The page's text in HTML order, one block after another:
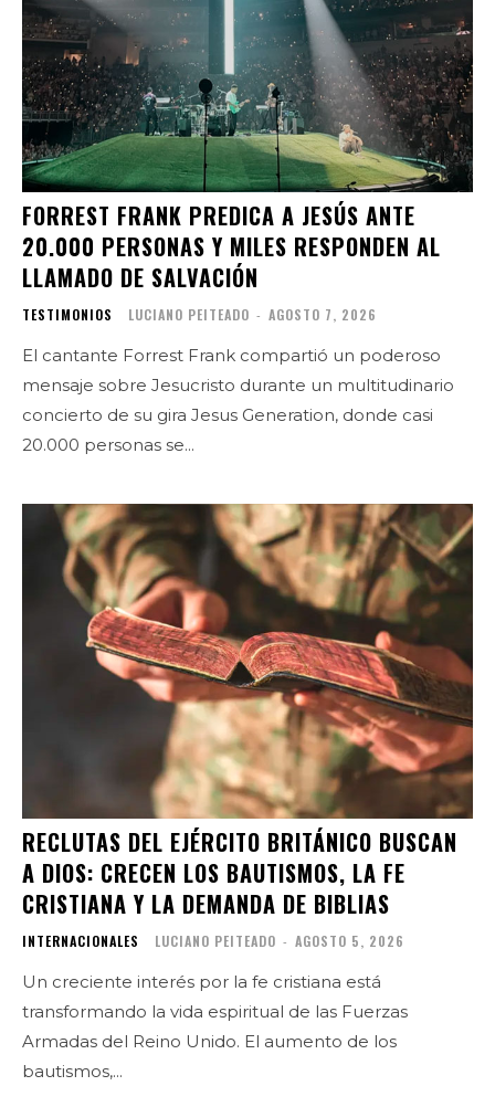
FORREST FRANK PREDICA A JESÚS ANTE
20.000 PERSONAS Y MILES RESPONDEN AL
LLAMADO DE SALVACIÓN
TESTIMONIOS LUCIANO PEITEADO - AGOSTO 7, 2026
El cantante Forrest Frank compartió un poderoso
mensaje sobre Jesucristo durante un multitudinario
concierto de su gira Jesus Generation, donde casi
20.000 personas se...
RECLUTAS DEL EJÉRCITO BRITÁNICO BUSCAN
A DIOS: CRECEN LOS BAUTISMOS, LA FE
CRISTIANA Y LA DEMANDA DE BIBLIAS
INTERNACIONALES LUCIANO PEITEADO - AGOSTO 5, 2026
Un creciente interés por la fe cristiana está
transformando la vida espiritual de las Fuerzas
Armadas del Reino Unido. El aumento de los
bautismos,...